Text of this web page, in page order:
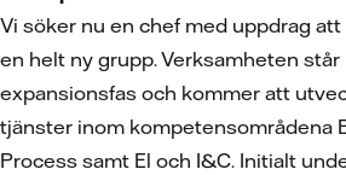
Vi söker nu en chef med uppdrag
en helt ny grupp. Verksamheten
expansionsfas och kommer att
tjänster inom kompetensområdena
Process samt El och I&C. Initialt